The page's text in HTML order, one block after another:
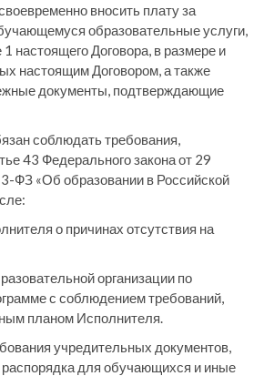
вносить плату за
образовательные услуги,
настоящего Договора, в размере и
настоящим Договором, а также
документы, подтверждающие
соблюдать требования,
43 Федерального закона от 29
ФЗ «Об образовании в Российской
о причинах отсутствия на
организации по
с соблюдением требований,
планом Исполнителя.
учредительных документов,
распорядка для обучающихся и иные